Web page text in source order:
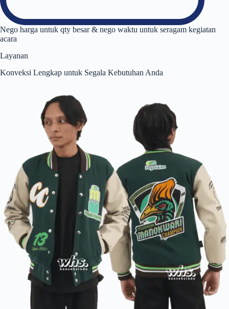
Nego harga untuk qty besar & nego waktu untuk seragam kegiatan
acara
Layanan
Konveksi Lengkap untuk Segala Kebutuhan Anda